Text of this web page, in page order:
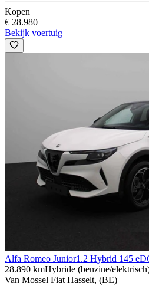
Kopen
€ 28.980
Bekijk voertuig
Alfa Romeo Junior1.2 Hybrid 145
28.890 kmHybride (benzine/
Van Mossel Fiat Hasselt, (BE)